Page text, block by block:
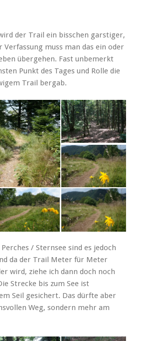
der Trail ein bisschen garstiger,
muss man das ein oder
übergehen. Fast unbemerkt
Punkt des Tages und Rolle die
Trail bergab.
/ Sternsee sind es jedoch
da der Trail Meter für Meter
wird, ziehe ich dann doch noch
Strecke bis zum See ist
Seil gesichert. Das dürfte aber
Weg, sondern mehr am